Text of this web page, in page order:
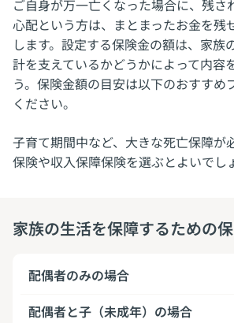
ご自身が万一亡くなった場合に、残さ
心配という方は、まとまったお金を残
します。設定する保険金の額は、家族
計を支えているかどうかによって内容
う。保険金額の目安は以下のおすすめ
ください。
子育て期間中など、大きな死亡保障が
保険や収入保障保険を選ぶとよいでし
家族の生活を保障するための
配偶者のみの場合
配偶者と子（未成年）の場合